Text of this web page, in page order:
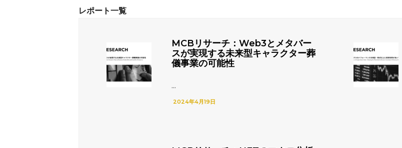
MCBリサーチ：Web3とメタバー
スが実現する未来型キャラクター葬
儀事業の可能性
...
2024年4月19日